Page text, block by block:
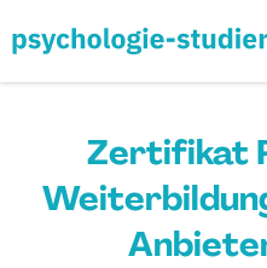
Zertifikat